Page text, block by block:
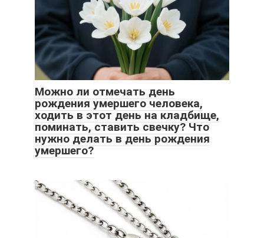
Можно ли отмечать день
рождения умершего человека,
ходить в этот день на кладбище,
поминать, ставить свечку? Что
нужно делать в день рождения
умершего?